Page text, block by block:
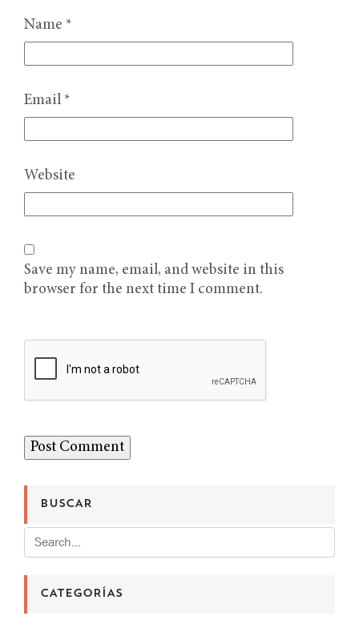
Name *
Email *
Website
Save my name, email, and website in this
browser for the next time I comment.
BUSCAR
CATEGORÍAS